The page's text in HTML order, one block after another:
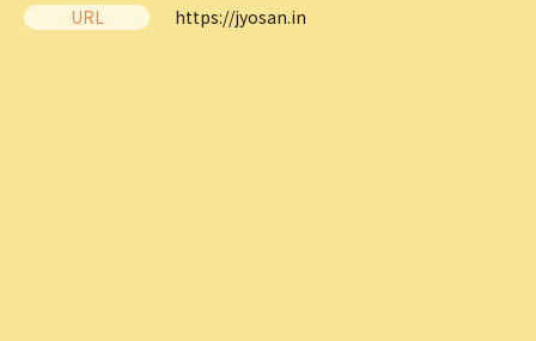
URL
https://jyosan.in